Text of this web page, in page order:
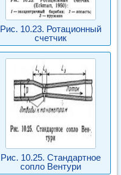
Рис. 10.23. Ротационный
счетчик
Рис. 10.25. Стандартное
сопло Вентури